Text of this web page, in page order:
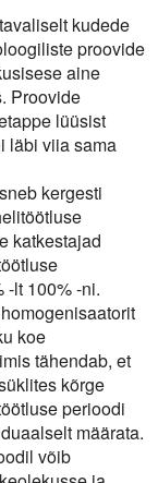
kudede
proovide
aine
Proovide
lüüsist
läbi viia sama
kergesti
katkestajad
-lt 100% -ni.
koe
tähendab, et
kõrge
perioodi
määrata.
võib